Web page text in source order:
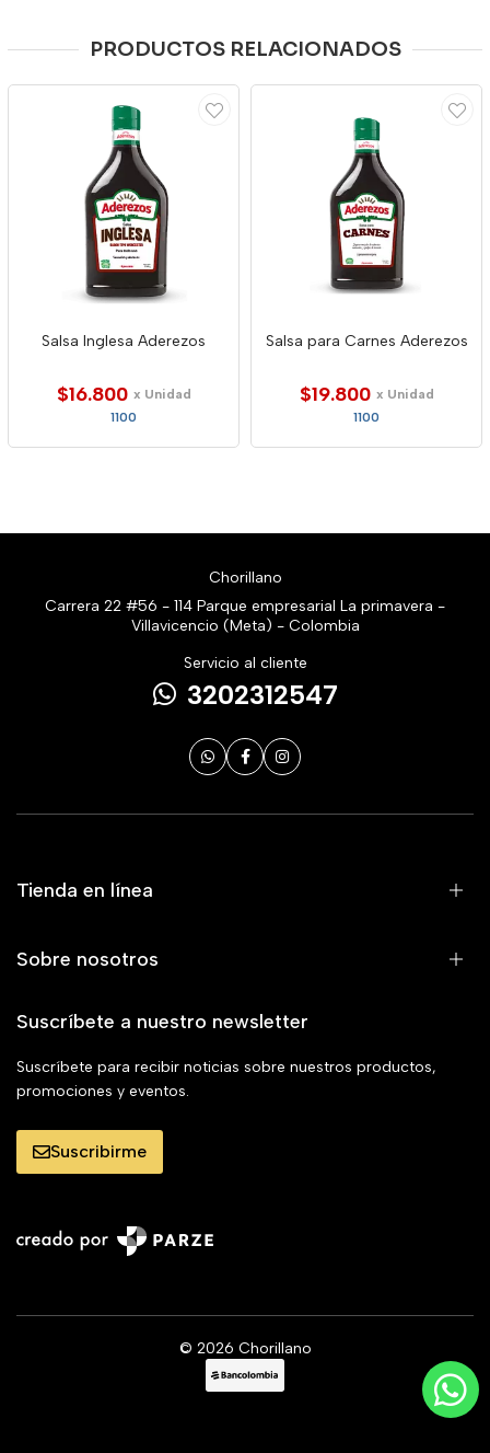
PRODUCTOS RELACIONADOS
Salsa Inglesa Aderezos
$16.800 x Unidad
1100
Salsa para Carnes Aderezos
$19.800 x Unidad
1100
Chorillano
Carrera 22 #56 - 114 Parque empresarial La primavera -
Villavicencio (Meta) - Colombia
Servicio al cliente
3202312547
Tienda en línea
Sobre nosotros
Suscríbete a nuestro newsletter
Suscríbete para recibir noticias sobre nuestros productos,
promociones y eventos.
Suscribirme
© 2026 Chorillano